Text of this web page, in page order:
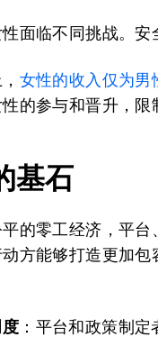
面临不同挑战。安
女性的收入仅为男
的参与和晋升，限
基石
的零工经济，平台
方能够打造更加
：平台和政策制